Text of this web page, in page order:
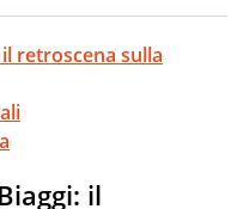
retroscena sulla
il